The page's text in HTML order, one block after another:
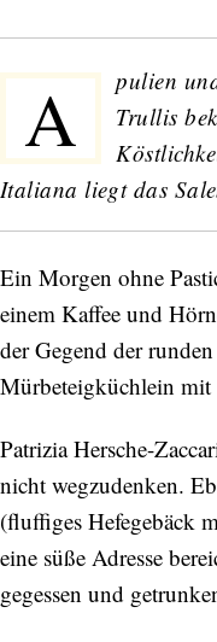
A
pulien
Trullis
Italiana liegt das
Ein Morgen ohne
einem Kaffee und
der Gegend der
Mürbeteigküchlein mit
Patrizia Hersche-
nicht wegzudenken.
(fluffiges Hefegebäck
eine süße Adresse
gegessen und